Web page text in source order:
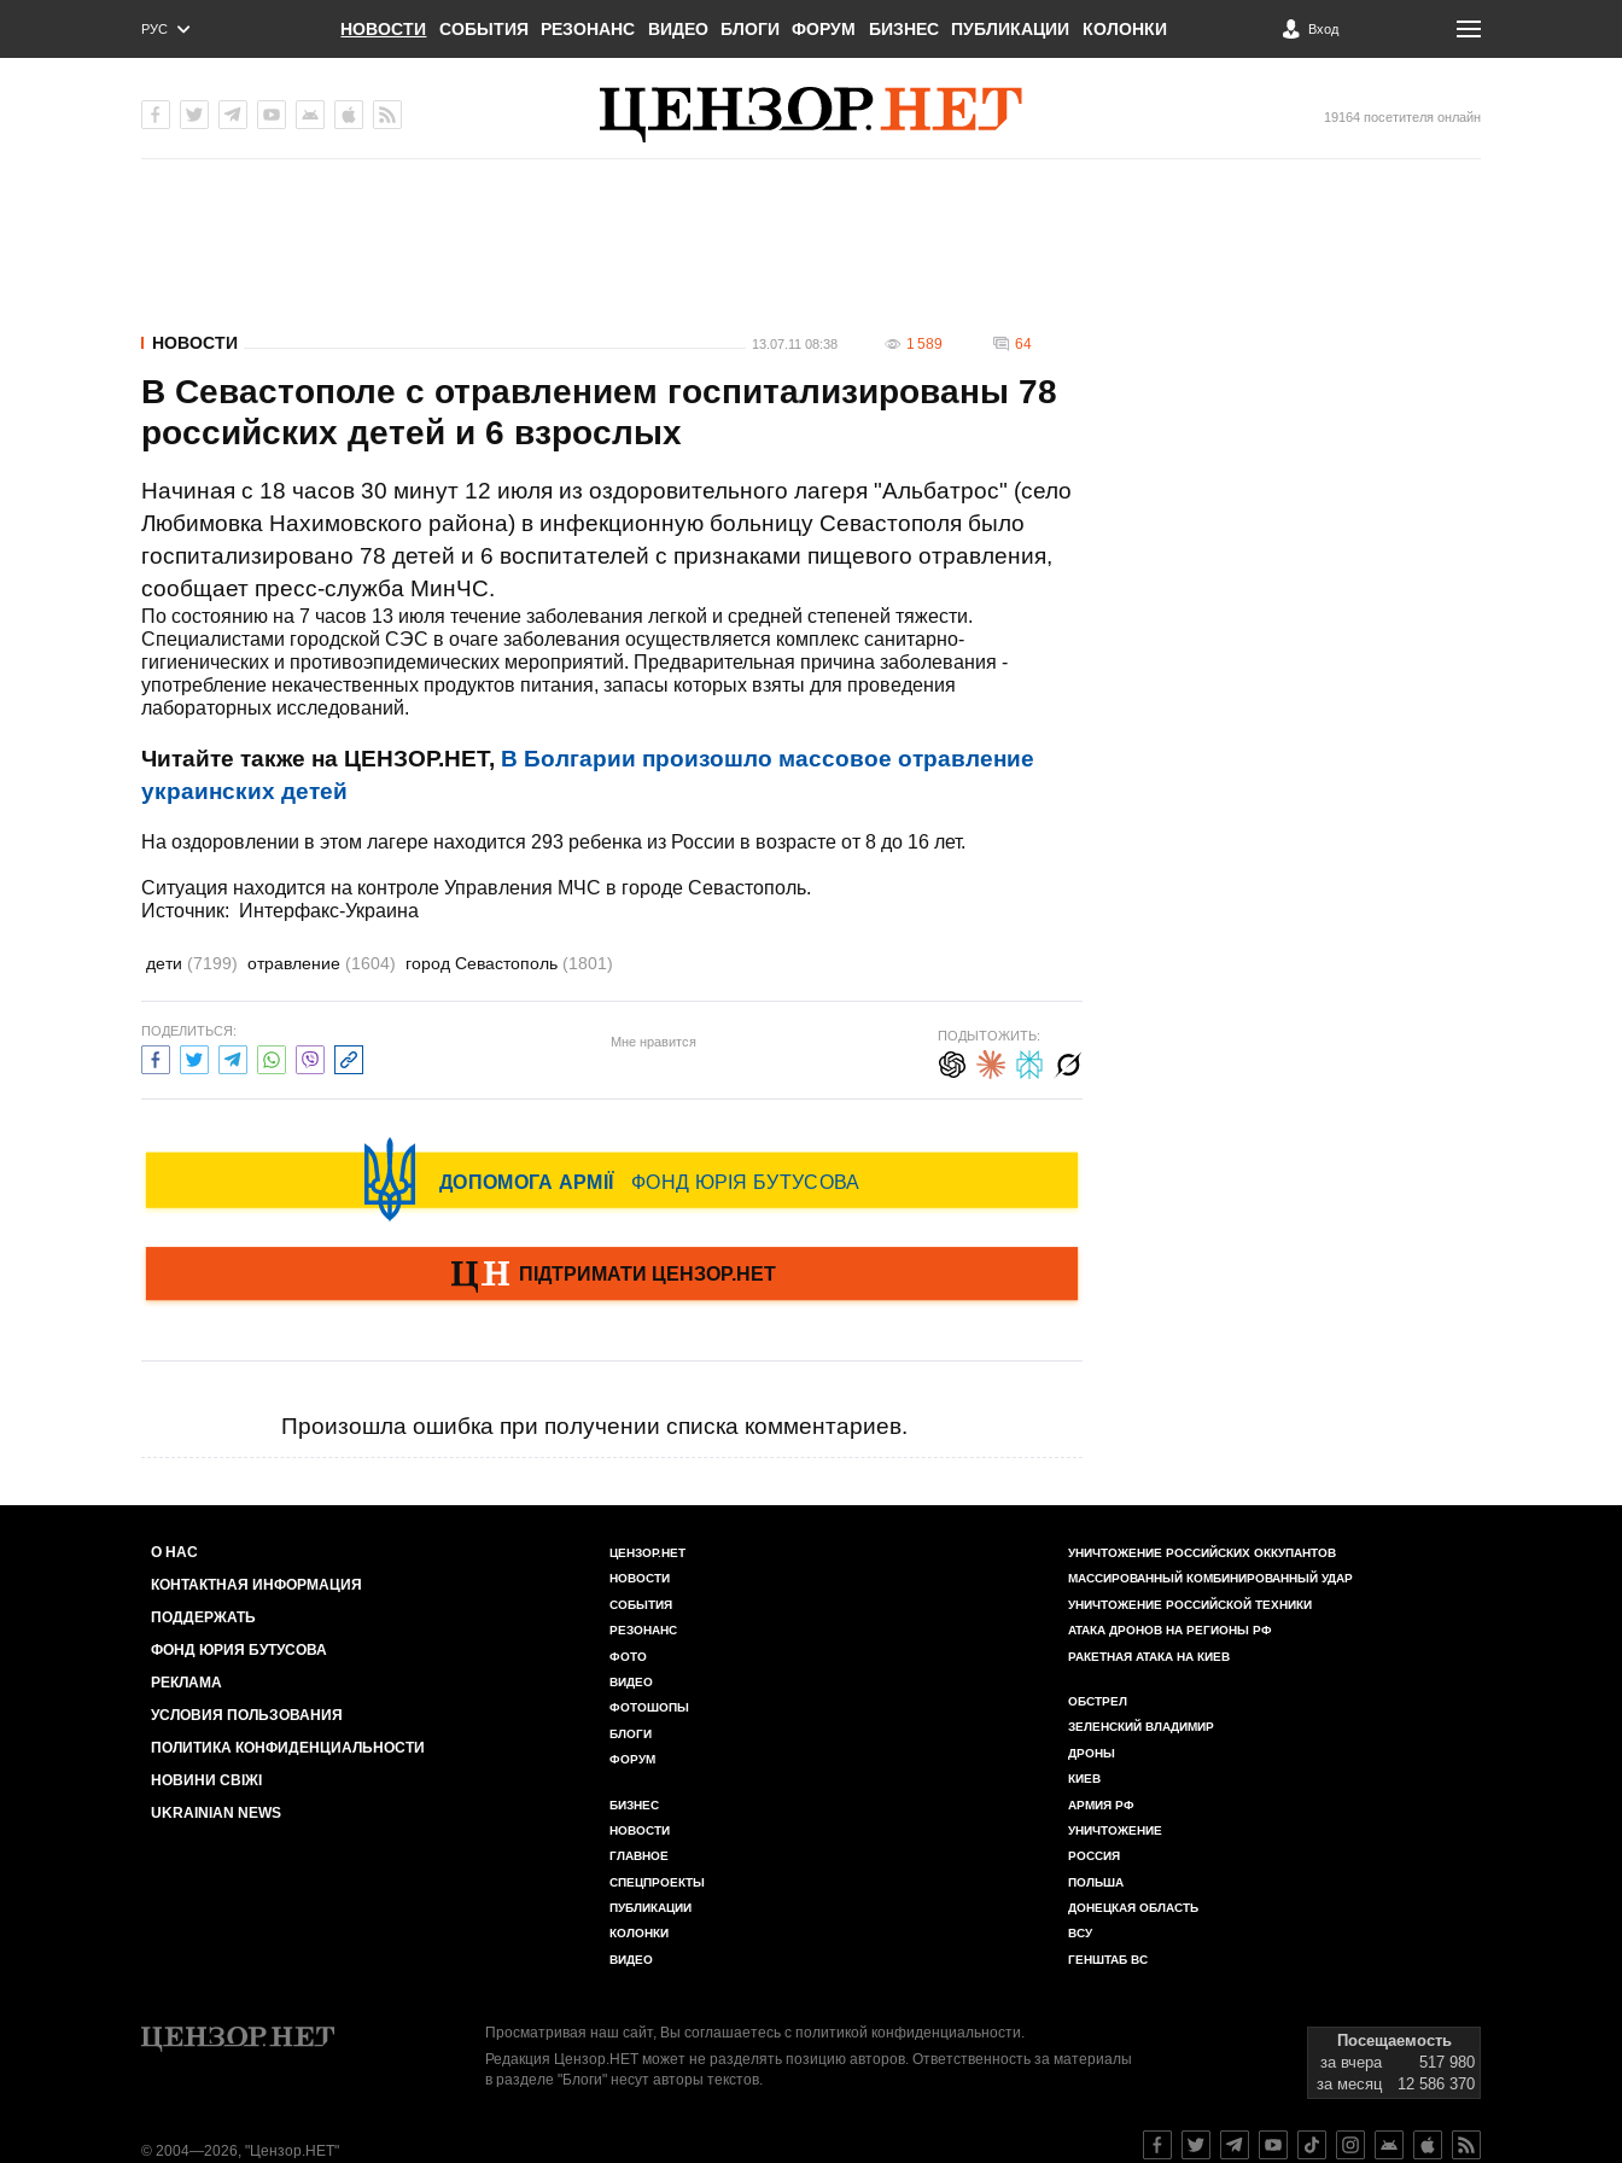
РУС
ENG
НОВОСТИ СОБЫТИЯ РЕЗОНАНС ВИДЕО БЛОГИ ФОРУМ БИЗНЕС ПУБЛИКАЦИИ КОЛОНКИ Вход
19164 посетителя онлайн
НОВОСТИ 13.07.11 08:38 1 589 64
В Севастополе с отравлением госпитализированы 78
российских детей и 6 взрослых
Начиная с 18 часов 30 минут 12 июля из оздоровительного лагеря "Альбатрос" (село
Любимовка Нахимовского района) в инфекционную больницу Севастополя было
госпитализировано 78 детей и 6 воспитателей с признаками пищевого отравления,
сообщает пресс-служба МинЧС.
По состоянию на 7 часов 13 июля течение заболевания легкой и средней степеней тяжести.
Специалистами городской СЭС в очаге заболевания осуществляется комплекс санитарно-
гигиенических и противоэпидемических мероприятий. Предварительная причина заболевания -
употребление некачественных продуктов питания, запасы которых взяты для проведения
лабораторных исследований.
Читайте также на ЦЕНЗОР.НЕТ, В Болгарии произошло массовое отравление
украинских детей
На оздоровлении в этом лагере находится 293 ребенка из России в возрасте от 8 до 16 лет.
Ситуация находится на контроле Управления МЧС в городе Севастополь.
Источник:
Интерфакс-Украина
дети (7199) отравление (1604) город Севастополь (1801)
ПОДЕЛИТЬСЯ:
Мне нравится ПОДЫТОЖИТЬ:
Произошла ошибка при получении списка комментариев.
О НАС
КОНТАКТНАЯ ИНФОРМАЦИЯ
ПОДДЕРЖАТЬ
ФОНД ЮРИЯ БУТУСОВА
РЕКЛАМА
УСЛОВИЯ ПОЛЬЗОВАНИЯ
ПОЛИТИКА КОНФИДЕНЦИАЛЬНОСТИ
НОВИНИ СВІЖІ
UKRAINIAN NEWS
ЦЕНЗОР.НЕТ
НОВОСТИ
СОБЫТИЯ
РЕЗОНАНС
ФОТО
ВИДЕО
ФОТОШОПЫ
БЛОГИ
ФОРУМ
БИЗНЕС
НОВОСТИ
ГЛАВНОЕ
СПЕЦПРОЕКТЫ
ПУБЛИКАЦИИ
КОЛОНКИ
ВИДЕО
УНИЧТОЖЕНИЕ РОССИЙСКИХ ОККУПАНТОВ
МАССИРОВАННЫЙ КОМБИНИРОВАННЫЙ УДАР
УНИЧТОЖЕНИЕ РОССИЙСКОЙ ТЕХНИКИ
АТАКА ДРОНОВ НА РЕГИОНЫ РФ
РАКЕТНАЯ АТАКА НА КИЕВ
ОБСТРЕЛ
ЗЕЛЕНСКИЙ ВЛАДИМИР
ДРОНЫ
КИЕВ
АРМИЯ РФ
УНИЧТОЖЕНИЕ
РОССИЯ
ПОЛЬША
ДОНЕЦКАЯ ОБЛАСТЬ
ВСУ
ГЕНШТАБ ВС
Просматривая наш сайт, Вы соглашаетесь с политикой конфиденциальности.
Редакция Цензор.НЕТ может не разделять позицию авторов. Ответственность за материалы
в разделе "Блоги" несут авторы текстов.
Посещаемость
за вчера
517 980
за месяц
12 586 370
© 2004—2026, "Цензор.НЕТ"